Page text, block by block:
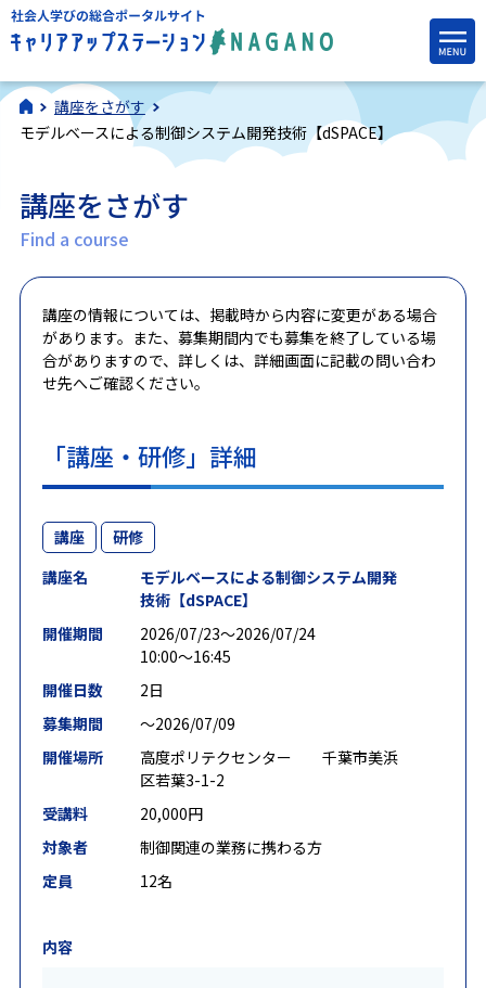
講座をさがす
モデルベースによる制御システム開発技術【dSPACE】
講座をさがす
Find a course
講座の情報については、掲載時から内容に変更がある場合
があります。また、募集期間内でも募集を終了している場
合がありますので、詳しくは、詳細画面に記載の問い合わ
せ先へご確認ください。
「講座・研修」詳細
講座
研修
講座名
モデルベースによる制御システム開発
技術【dSPACE】
開催期間
2026/07/23〜2026/07/24
10:00～16:45
開催日数
2日
募集期間
〜2026/07/09
開催場所
高度ポリテクセンター 千葉市美浜
区若葉3-1-2
受講料
20,000円
対象者
制御関連の業務に携わる方
定員
12名
内容